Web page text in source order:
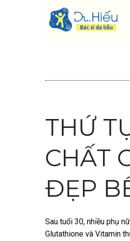
THỨ
CHẤT
ĐẸP
Sau tuổi 30, nhiều phụ
Glutathione và Vitamin